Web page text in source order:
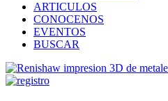
ARTICULOS
CONOCENOS
EVENTOS
BUSCAR